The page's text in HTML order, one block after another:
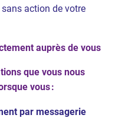
action de votre
auprès de vous
que vous nous
vous :
par messagerie